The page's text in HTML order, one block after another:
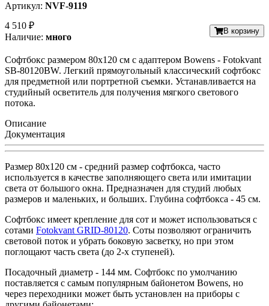
Артикул: NVF-9119
4 510 ₽
Наличие: много
В корзину
Софтбокс размером 80х120 см с адаптером Bowens - Fotokvant
SB-80120BW. Легкий прямоугольный классический софтбокс
для предметной или портретной съемки. Устанавливается на
студийный осветитель для получения мягкого светового
потока.
Описание
Документация
Размер 80х120 см - средний размер софтбокса, часто
используется в качестве заполняющего света или имитации
света от большого окна. Предназначен для студий любых
размеров и маленьких, и больших. Глубина софтбокса - 45 см.
Софтбокс имеет крепление для сот и может использоваться с
сотами Fotokvant GRID-80120. Соты позволяют ограничить
световой поток и убрать боковую засветку, но при этом
поглощают часть света (до 2-х ступеней).
Посадочный диаметр - 144 мм. Софтбокс по умолчанию
поставляется с самым популярным байонетом Bowens, но
через переходники может быть установлен на приборы с